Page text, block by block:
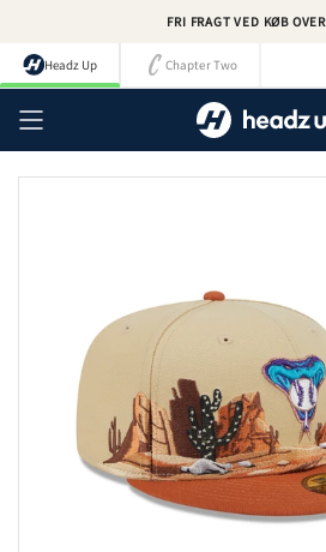
indhold
FRI FRAGT VED KØB
Headz Up Chapter Two